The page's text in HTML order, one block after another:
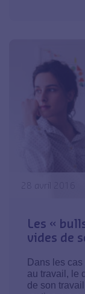
28 avril 2016
Les «
vides de
Dans les
au travail, le
de son